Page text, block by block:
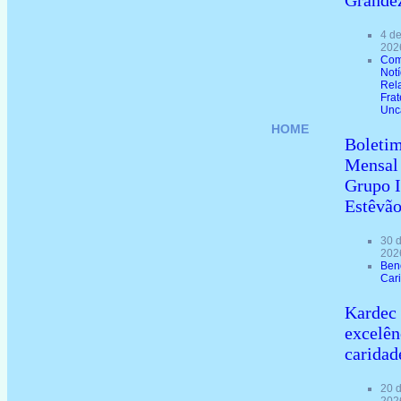
HOME
4
Boletim
Grupo
Estêvão
30
Kardec
20